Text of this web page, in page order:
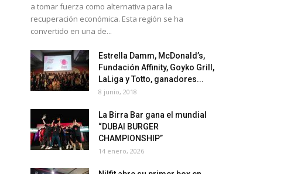
a tomar fuerza como alternativa para la
recuperación económica. Esta región se ha
convertido en una de...
Estrella Damm, McDonald’s,
Fundación Affinity, Goyko Grill,
LaLiga y Totto, ganadores...
8 junio, 2018
La Birra Bar gana el mundial
“DUBAI BURGER
CHAMPIONSHIP”
14 enero, 2026